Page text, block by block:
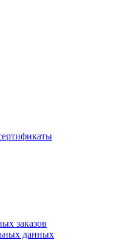
заказов
данных